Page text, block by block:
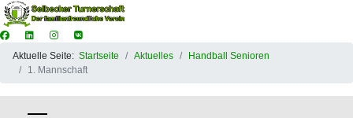
Aktuelle Seite: Startseite Aktuelles
Handball Senioren
1. Mannschaft